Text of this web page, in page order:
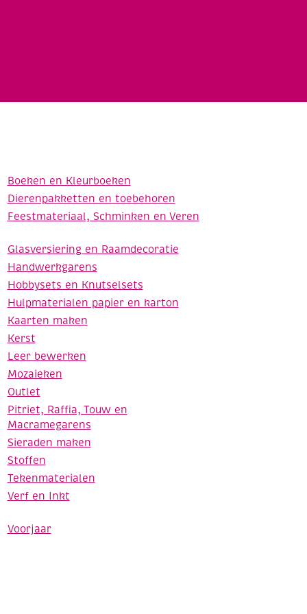
Boeken en Kleurboeken
Dierenpakketten en toebehoren
Feestmateriaal, Schminken en Veren
Glasversiering en Raamdecoratie
Handwerkgarens
Hobbysets en Knutselsets
Hulpmaterialen papier en karton
Kaarten maken
Kerst
Leer bewerken
Mozaieken
Outlet
Pitriet, Raffia, Touw en
Macramegarens
Sieraden maken
Stoffen
Tekenmaterialen
Verf en Inkt
Voorjaar